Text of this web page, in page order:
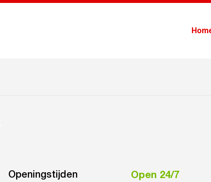
Openingstijden Open 24/7